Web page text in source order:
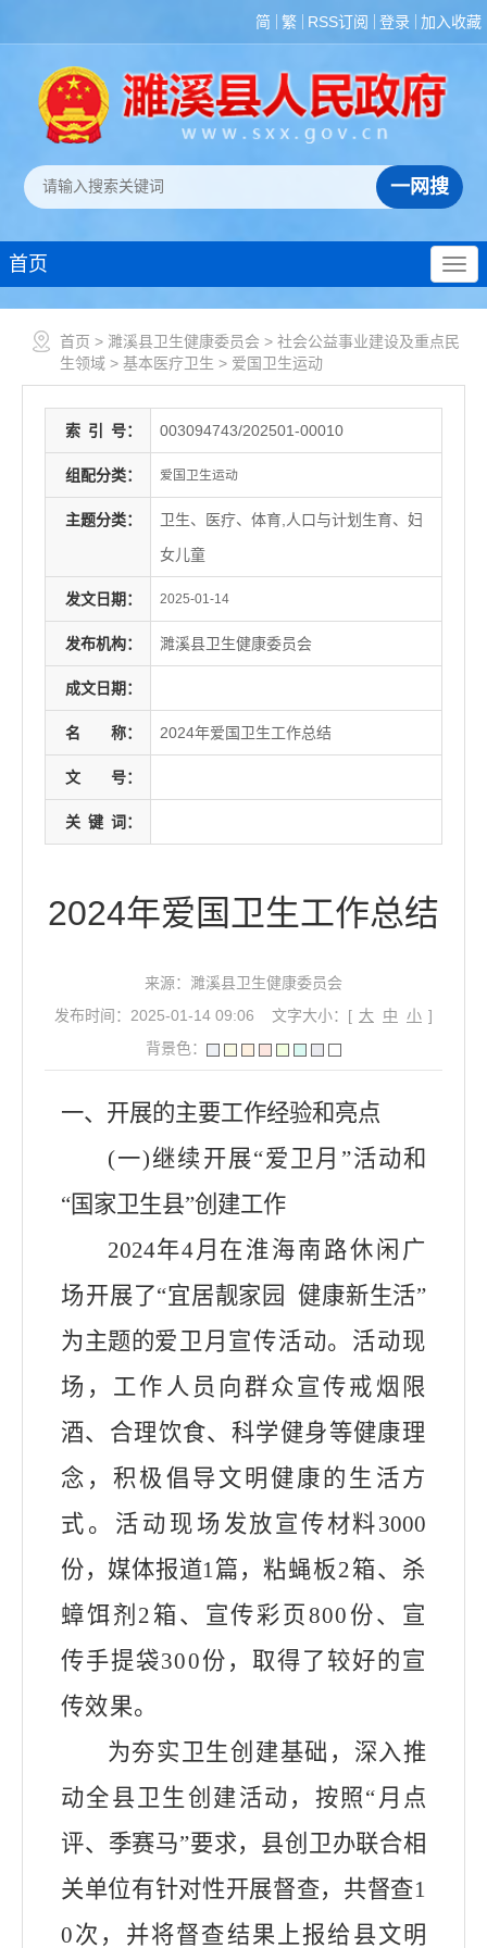
简 繁 RSS订阅 登录 加入收藏
首页
首页 > 濉溪县卫生健康委员会 > 社会公益事业建设及重点民
生领域 > 基本医疗卫生 > 爱国卫生运动
索 引 号： 003094743/202501-00010
组配分类： 爱国卫生运动
主题分类：
卫生、医疗、体育,人口与计划生育、妇
女儿童
发文日期： 2025-01-14
发布机构： 濉溪县卫生健康委员会
成文日期：
名 称： 2024年爱国卫生工作总结
文 号：
关 键 词：
2024年爱国卫生工作总结
来源：濉溪县卫生健康委员会
发布时间：2025-01-14 09:06
文字大小：[ 大 中 小 ]
背景色：
一、开展的主要工作经验和亮点
(一)继续开展“爱卫月”活动和
“国家卫生县”创建工作
2024年4月 在淮海南路休闲广
场开展了“宜居靓家园 健康新生活”
为主题的爱卫月宣传活动。活动现
场，工作人员向群众宣传戒烟限
酒、合理饮食、科学健身等健康理
念，积极倡导文明健康的生活方
式。活动现场 发放宣传材料3000
份，媒体报道1篇， 粘蝇板2箱、杀
蟑饵剂 2 箱、宣传彩页 800份、宣
传手提袋300份，取得了较好的宣
传效果。
为夯实卫生创建基础，深入推
动全县卫生创建活动， 按照“ 月点
评、季赛马”要求， 县创卫办联合相
关单位有针对性开展督查， 共督查1
0次，并将督查结果上报给县文明